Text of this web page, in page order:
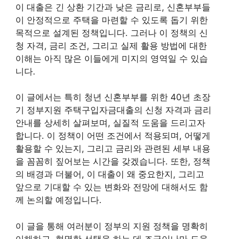
이 대출은 긴 상환 기간과 낮은 금리로, 신혼부부들
이 안정적으로 주택을 마련할 수 있도록 돕기 위한
목적으로 설계된 정책입니다. 그러나 이 정책의 신
청 자격, 금리 조건, 그리고 실제 활용 방법에 대한
이해는 아직 많은 이들에게 미지의 영역일 수 있습
니다.
이 글에서는 특히 청년 신혼부부를 위한 40년 초장
기 정부지원 주택구입자금대출의 신청 자격과 금리
안내를 상세히 살펴보며, 실질적 도움을 드리고자
합니다. 이 정책이 어떤 조건에서 적용되며, 어떻게
활용할 수 있는지, 그리고 금리와 관련된 세부 내용
을 꼼꼼히 짚어보는 시간을 갖겠습니다. 또한, 정책
의 배경과 더불어, 이 대출이 왜 중요한지, 그리고
앞으로 기대할 수 있는 변화와 전망에 대해서도 함
께 논의할 예정입니다.
이 글을 통해 여러분이 정부의 지원 정책을 명확히